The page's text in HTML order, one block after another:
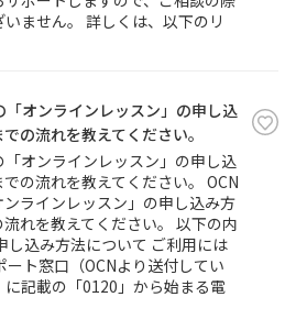
ません。 詳しくは、以下のリ
「オンラインレッスン」の申し込
の流れを教えてください。
オンラインレッスン」の申し込
の流れを教えてください。 OCN
ラインレッスン」の申し込み方
れを教えてください。 以下の内
し込み方法について ご利用には
ト窓口（OCNより送付してい
記載の「0120」から始まる電